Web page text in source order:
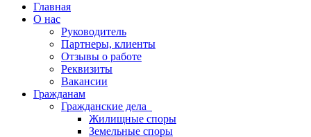
Главная
О нас
Руководитель
Партнеры, клиенты
Отзывы о работе
Реквизиты
Вакансии
Гражданам
Гражданские дела
Жилищные споры
Земельные споры